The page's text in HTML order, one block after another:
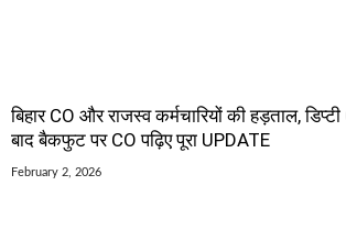
बिहार CO और राजस्व कर्मचारियों की हड़ताल,
बाद बैकफुट पर CO पढ़िए पूरा UPDATE
February 2, 2026